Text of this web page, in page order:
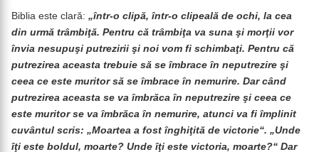
Biblia este clară: „într-o clipă, într-o clipeală de ochi, la cea
din urmă trâmbiţă. Pentru că trâmbiţa va suna şi morţii vor
învia nesupuşi putrezirii şi noi vom fi schimbaţi. Pentru că
putrezirea aceasta trebuie să se îmbrace în neputrezire şi
ceea ce este muritor să se îmbrace în nemurire. Dar când
putrezirea aceasta se va îmbrăca în neputrezire şi ceea ce
este muritor se va îmbrăca în nemurire, atunci va fi împlinit
cuvântul scris: „Moartea a fost înghiţită de victorie“. „Unde
îţi este boldul, moarte? Unde îţi este victoria, moarte?“ Dar